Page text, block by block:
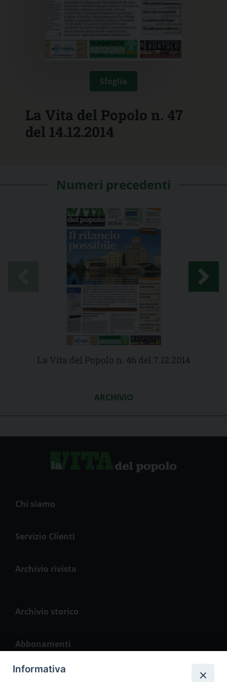
Sfoglia
La Vita del Popolo n. 47
del 14.12.2014
Numeri precedenti
La Vita del Popolo n. 46 del 7.12.2014
ARCHIVIO
Chi siamo
Servizio Clienti
Archivio rivista
Archivio storico
Abbonamenti
Informativa